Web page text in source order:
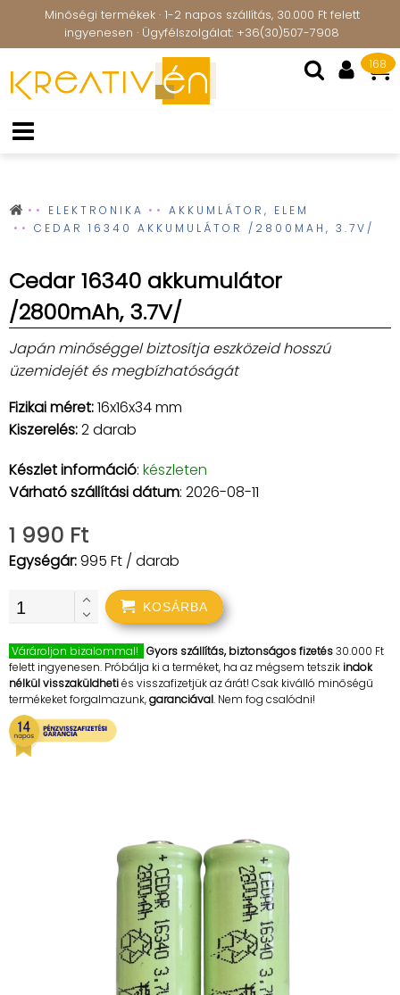
Minőségi termékek · 1-2 napos szállítás, 30.000 Ft felett
ingyenesen · Ügyfélszolgálat: +36(30)507-7908
168
ELEKTRONIKA
AKKUMLÁTOR, ELEM
CEDAR 16340 AKKUMULÁTOR /2800MAH, 3.7V/
Cedar 16340 akkumulátor
/2800mAh, 3.7V/
Japán minőséggel biztosítja eszközeid hosszú
üzemidejét és megbízhatóságát
Fizikai méret:16x16x34 mm
Kiszerelés:2 darab
Készlet információ: készleten
Várható szállítási dátum: 2026-08-11
1 990 Ft
Egységár:995 Ft / darab
KOSÁRBA
Várároljon bizalommal! Gyors szállítás, biztonságos fizetés30.000 Ft
felett ingyenesen. Próbálja ki a terméket, ha az mégsem tetszikindok
nélkül visszaküldhetiés visszafizetjük az árát! Csak kiválló minőségű
termékeket forgalmazunk,garanciával. Nem fog csalódni!